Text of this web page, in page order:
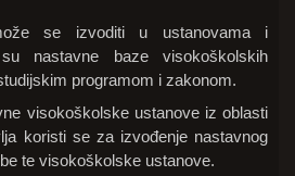
se izvoditi u ustanovama i
nastavne baze visokoškolskih
programom i zakonom.
visokoškolske ustanove iz oblasti
koristi se za izvođenje nastavnog
te visokoškolske ustanove.